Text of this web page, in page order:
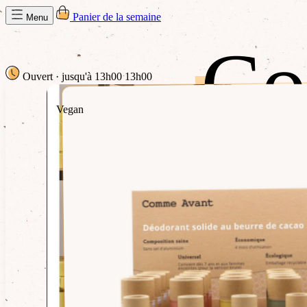
Menu Panier de la semaine
Ouvert · jusqu'à 13h00 13h00
Vegan